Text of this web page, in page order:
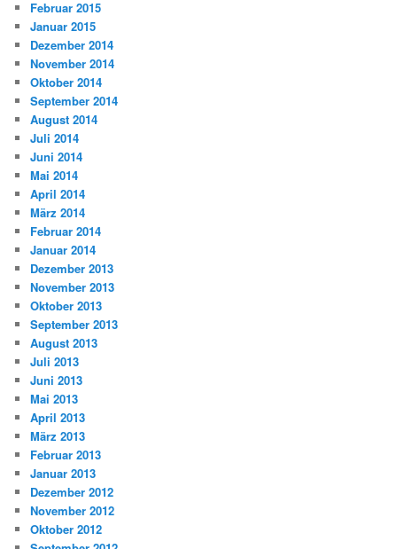
Februar 2015
Januar 2015
Dezember 2014
November 2014
Oktober 2014
September 2014
August 2014
Juli 2014
Juni 2014
Mai 2014
April 2014
März 2014
Februar 2014
Januar 2014
Dezember 2013
November 2013
Oktober 2013
September 2013
August 2013
Juli 2013
Juni 2013
Mai 2013
April 2013
März 2013
Februar 2013
Januar 2013
Dezember 2012
November 2012
Oktober 2012